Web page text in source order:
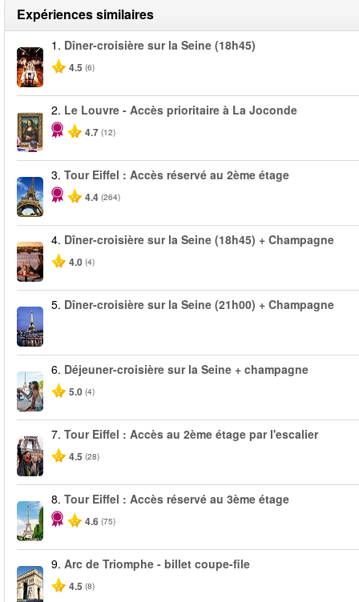
Expériences similaires
1. Dîner-croisière sur la Seine (18h45)
4.5 (6)
2. Le Louvre - Accès prioritaire à La Joconde
4.7 (12)
3. Tour Eiffel : Accès réservé au 2ème étage
4.4 (264)
4. Dîner-croisière sur la Seine (18h45) + Champagne
4.0 (4)
5. Dîner-croisière sur la Seine (21h00) + Champagne
6. Déjeuner-croisière sur la Seine + champagne
5.0 (4)
7. Tour Eiffel : Accès au 2ème étage par l'escalier
4.5 (28)
8. Tour Eiffel : Accès réservé au 3ème étage
4.6 (75)
9. Arc de Triomphe - billet coupe-file
4.5 (8)